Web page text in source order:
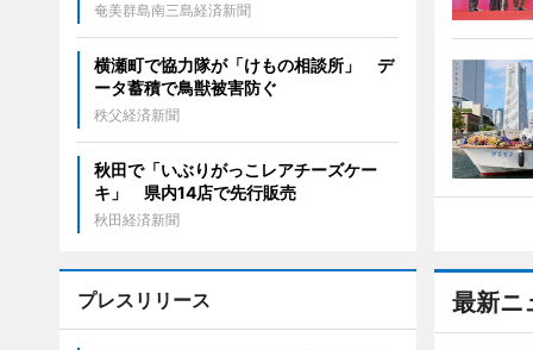
最新ニ
奄美群島南三島経済新聞
横瀬町で協力隊が「けもの相談所」 デ
ータ蓄積で鳥獣被害防ぐ
秩父経済新聞
秋田で「いぶりがっこレアチーズケー
キ」 県内14店で先行販売
秋田経済新聞
プレスリリース